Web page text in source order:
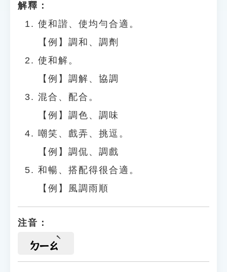
解釋：
使和諧、使均勻合適。
【例】調和、調劑
使和解。
【例】調解、協調
混合、配合。
【例】調色、調味
嘲笑、戲弄、挑逗。
【例】調侃、調戲
和暢、搭配得很合適。
【例】風調雨順
注音：
ㄉㄧㄠ